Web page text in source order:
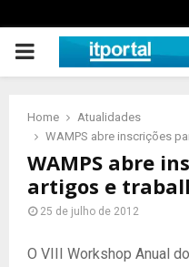
PRIMARY
Home
Atualidades
WAMPS abre inscrições
WAMPS abre
artigos e
25 de julho de 2012
O VIII Workshop Anual